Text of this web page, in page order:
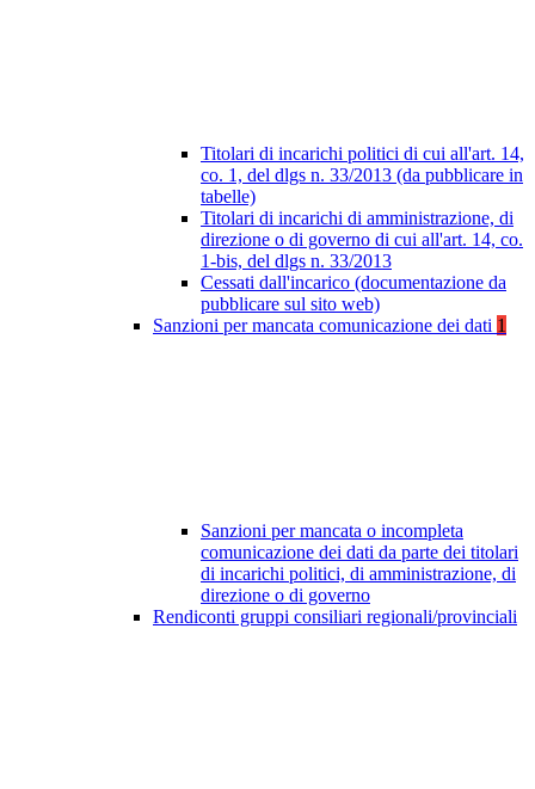
Titolari di incarichi politici di cui all'art. 14,
co. 1, del dlgs n. 33/2013 (da pubblicare in
tabelle)
Titolari di incarichi di amministrazione, di
direzione o di governo di cui all'art. 14, co.
1-bis, del dlgs n. 33/2013
Cessati dall'incarico (documentazione da
pubblicare sul sito web)
Sanzioni per mancata comunicazione dei dati 1
Sanzioni per mancata o incompleta
comunicazione dei dati da parte dei titolari
di incarichi politici, di amministrazione, di
direzione o di governo
Rendiconti gruppi consiliari regionali/provinciali